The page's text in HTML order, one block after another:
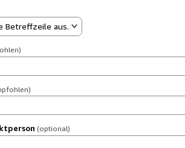
Betreffzeile aus.
(optional)